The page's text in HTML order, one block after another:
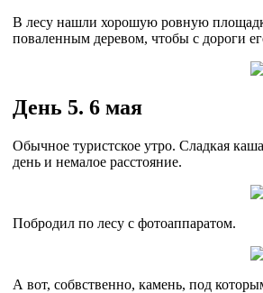
В лесу нашли хорошую ровную
поваленным деревом, чтобы с дороги
День 5. 6 мая
Обычное туристское утро. Сладкая
день и немалое расстояние.
Побродил по лесу с фотоаппаратом.
А вот, собвственно, камень, под